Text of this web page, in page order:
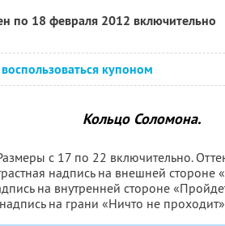
по 18 февраля 2012 включительно
купоном
Кольцо Соломона.
с 17 по 22 включительно.
надпись на внешней стороне
на внутренней стороне
на грани «Ничто не